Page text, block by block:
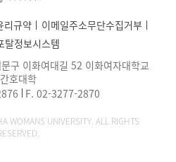
리규약
이메일주소무단수집거부
탈정보시스템
구 이화여대길 52 이화여자대학교
간호대학
F. 02-3277-2870
WOMANS UNIVERSITY. ALL RIGHTS